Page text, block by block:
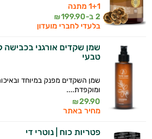
1+1 מתנה
2 ב-
199.90
₪
בלעדי לחברי מועדון
שמן שקדים אורגני בכבישה
טבעי
שמן השקדים מפנק במיוחד
ומוקפדת....
29.90
₪
מחיר באתר
פטריות כוח | נוטרי די